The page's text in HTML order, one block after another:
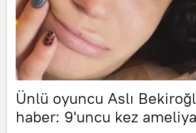
Ünlü oyuncu Aslı
haber: 9'uncu kez